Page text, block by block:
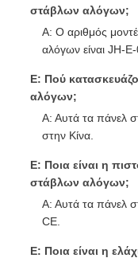
στάβλων αλόγων;
Α: Ο αριθμός
αλόγων είναι JH-E-
Ε: Πού
αλόγων;
Α: Αυτά τα πάνελ
στην Κίνα.
Ε: Ποια είναι η
στάβλων αλόγων;
Α: Αυτά τα πάνελ
CE.
Ε: Ποια είναι η